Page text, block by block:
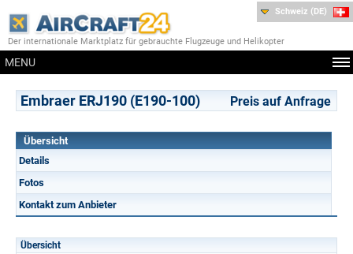
Der internationale Marktplatz für gebrauchte Flugzeuge und Helikopter
MENU
Schweiz (DE)
Embraer ERJ190 (E190-100) Preis auf Anfrage
Übersicht
Details
Fotos
Kontakt zum Anbieter
Übersicht